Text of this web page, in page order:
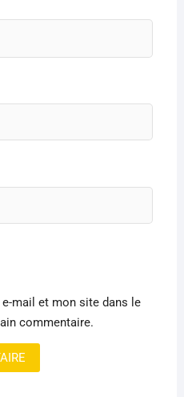
mail et mon site dans le
commentaire.